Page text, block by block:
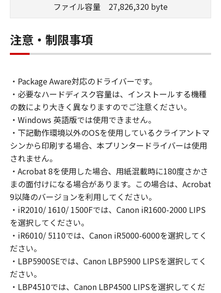
ること、アクセスすること、もしくは実行する
の非独占的権利をお客様に対して許諾します。
お客様は、また「指定機器」にネットワークを
通じて接続されたコンピューター上で、かかる
ェア」を使用させることができますが、かかる
コンピューターの使用者に本契約書上の義務お
よび条件を遵守させるとともに、その履行に関
し全責任を負うことを条件とします。
(2) お客様は、上記(1)に基づいて「本ソフトウ
ェア」を使用するためのバックアップとして、
「本ソフトウェア」を１部、複製することがで
きます。
(3) 上記(1)および(2)に定める場合を除き、キヤ
ノンまたはキヤノンのライセンサーのいかなる
知的財産権も、明示たると黙示たるとを問わ
ず、本契約書によってお客様に譲渡あるいは許
諾されるものではありません。
２．制限
(1) お客様は、再使用許諾、譲渡、販売、頒
布、リースもしくは貸与その他の方法により、
第三者に「本ソフトウェア」を使用させること
はできません。
ファイル容量 27,826,320 byte
注意・制限事項
・Package Aware対応のドライバーです。
・必要なハードディスク容量は、インストールする機種
の数により大きく異なりますのでご注意ください。
・Windows 英語版では使用できません。
・下記動作環境以外のOSを使用しているクライアントマ
シンから印刷する場合、本プリンタードライバーは使用
されません。
・Acrobat 8を使用した場合、用紙混載時に180度さかさ
まの面付けになる場合があります。この場合は、Acrobat
9以降のバージョンを利用してください。
・iR2010/ 1610/ 1500Fでは、Canon iR1600-2000 LIPS
を選択してください。
・iR6010/ 5110では、Canon iR5000-6000を選択してく
ださい。
・LBP5900SEでは、Canon LBP5900 LIPSを選択してく
ださい。
・LBP4510では、Canon LBP4500 LIPSを選択してくだ